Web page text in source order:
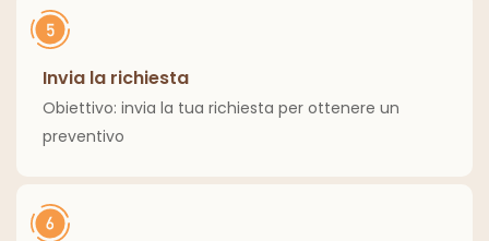
Invia la richiesta
Obiettivo: invia la tua richiesta per ottenere un
preventivo